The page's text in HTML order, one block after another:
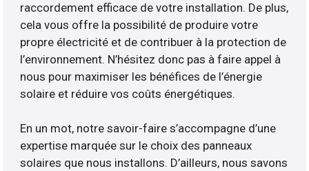
raccordement efficace de votre installation. De plus,
cela vous offre la possibilité de produire votre
propre électricité et de contribuer à la protection de
l’environnement. N’hésitez donc pas à faire appel à
nous pour maximiser les bénéfices de l’énergie
solaire et réduire vos coûts énergétiques.
En un mot, notre savoir-faire s’accompagne d’une
expertise marquée sur le choix des panneaux
solaires que nous installons. D’ailleurs, nous savons